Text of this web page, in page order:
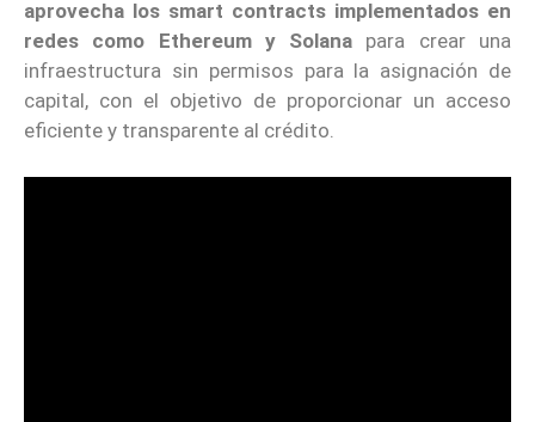
aprovecha los smart contracts implementados en
redes como Ethereum y Solana para crear una
infraestructura sin permisos para la asignación de
capital, con el objetivo de proporcionar un acceso
eficiente y transparente al crédito.